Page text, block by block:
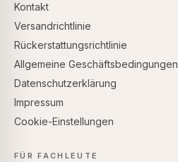
Kontakt
Versandrichtlinie
Rückerstattungsrichtlinie
Allgemeine Geschäftsbedingungen
Datenschutzerklärung
Impressum
Cookie-Einstellungen
FÜR FACHLEUTE